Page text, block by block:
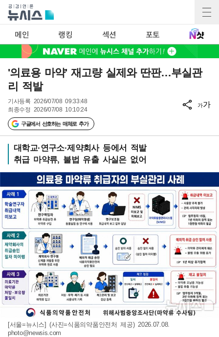
메인 랭킹 섹션 포토
'의료용 마약' 재고량 실제와 딴판…부실관
리 적발
기사등록 2026/07/08 09:33:48
최종수정 2026/07/08 10:10:24
구글에서 선호하는 매체로 추가
가가
대학교·연구소·제약회사 등에서 적발
취급 마약류, 불법 유출 사실은 없어
[서울=뉴시스] (사진=식품의약품안전처 제공) 2026.07.08.
photo@newsis.com